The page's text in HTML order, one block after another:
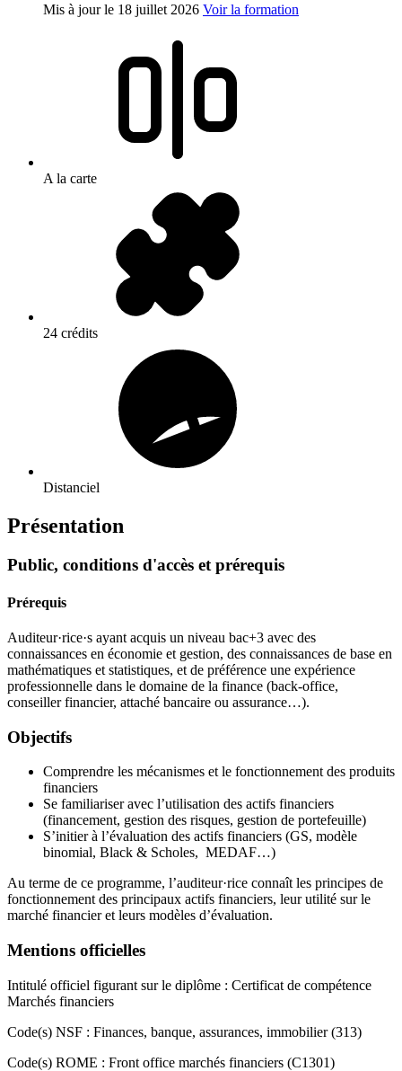
Mis à jour le 18 juillet 2026 Voir la formation
A la carte
24 crédits
Distanciel
Présentation
Public, conditions d'accès et prérequis
Prérequis
Auditeur·rice·s ayant acquis un niveau bac+3 avec des
connaissances en économie et gestion, des connaissances de base en
mathématiques et statistiques, et de préférence une expérience
professionnelle dans le domaine de la finance (back-office,
conseiller financier, attaché bancaire ou assurance…).
Objectifs
Comprendre les mécanismes et le fonctionnement des produits
financiers
Se familiariser avec l’utilisation des actifs financiers
(financement, gestion des risques, gestion de portefeuille)
S’initier à l’évaluation des actifs financiers (GS, modèle
binomial, Black & Scholes, MEDAF…)
Au terme de ce programme, l’auditeur·rice connaît les principes de
fonctionnement des principaux actifs financiers, leur utilité sur le
marché financier et leurs modèles d’évaluation.
Mentions officielles
Intitulé officiel figurant sur le diplôme : Certificat de compétence
Marchés financiers
Code(s) NSF : Finances, banque, assurances, immobilier (313)
Code(s) ROME : Front office marchés financiers (C1301)